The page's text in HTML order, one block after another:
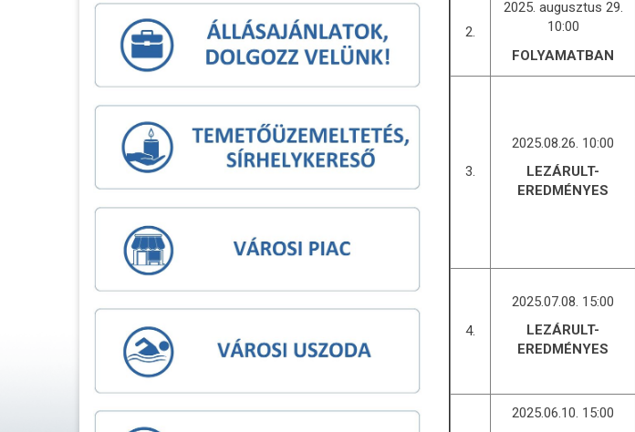
2.
2025. augusztus 29.
10:00
FOLYAMATBAN
3.
2025.08.26. 10:00
LEZÁRULT-
EREDMÉNYES
4.
2025.07.08. 15:00
LEZÁRULT-
EREDMÉNYES
2025.06.10. 15:00